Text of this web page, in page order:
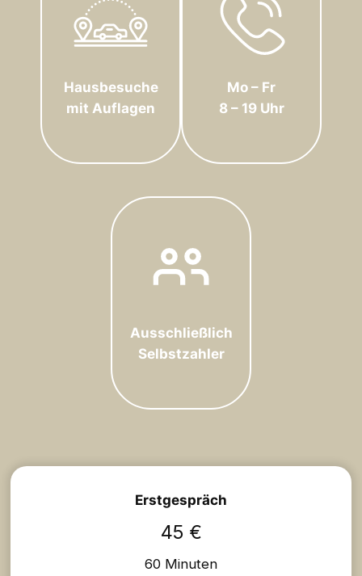
Hausbesuche
mit Auflagen
Mo – Fr
8 – 19 Uhr
Ausschließlich
Selbstzahler
Erstgespräch
45 €
60 Minuten